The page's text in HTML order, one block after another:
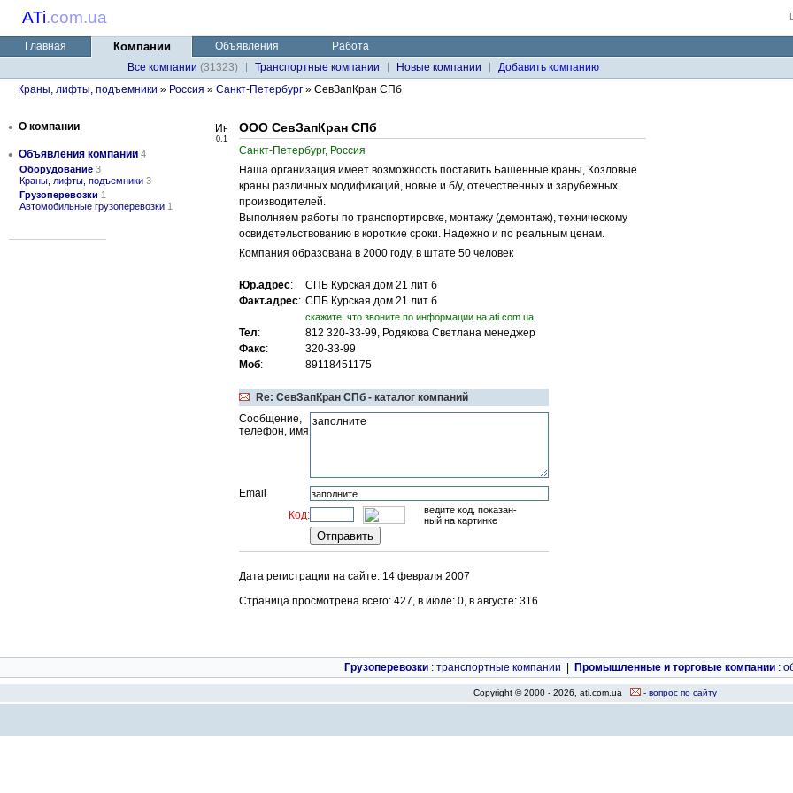
ATi.com.ua
Главная Компании Объявления
Работа
Все компании (31323) Транспортные компании Новые компании
Добавить компанию
Краны, лифты, подъемники » Россия » Санкт-Петербург » СевЗапКран СПб
• О компании
• Объявления компании 4
Оборудование 3
Краны, лифты, подъемники 3
Грузоперевозки 1
Автомобильные грузоперевозки 1
0.1
ООО СевЗапКран СПб
Санкт-Петербург, Россия
Наша организация имеет возможность поставить Башенные краны, Козловые
краны различных модификаций, новые и б/у, отечественных и зарубежных
производителей.
Выполняем работы по транспортировке, монтажу (демонтаж), техническому
освидетельствованию в короткие сроки. Надежно и по реальным ценам.
Компания образована в 2000 году, в штате 50 человек
Юр.адрес:
СПБ Курская дом 21 лит б
Факт.адрес: СПБ Курская дом 21 лит б
cкажите, что звоните по информации на ati.com.ua
Тел:
812 320-33-99, Родякова Светлана менеджер
Факс:
320-33-99
Моб: 89118451175
Re: СевЗапКран СПб - каталог компаний
Сообщение,
телефон, имя
Email
Код:
ведите код, показан-
ный на картинке
Дата регистрации на сайте: 14 февраля 2007
Страница просмотрена всего: 427, в июле: 0, в августе: 316
Грузоперевозки : транспортные компании Промышленные и торговые компании :
Copyright © 2000 - 2026, ati.com.ua - вопрос по сайту